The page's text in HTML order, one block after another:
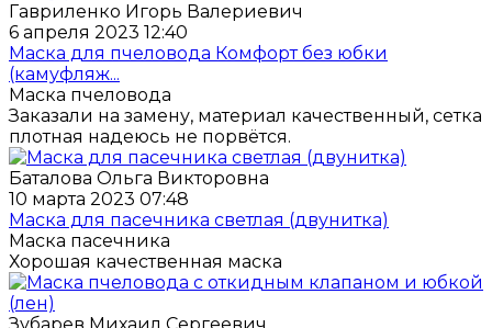
Гавриленко Игорь Валериевич
6 апреля 2023 12:40
Маска для пчеловода Комфорт без юбки
(камуфляж...
Маска пчеловода
Заказали на замену, материал качественный, сетка
плотная надеюсь не порвётся.
Баталова Ольга Викторовна
10 марта 2023 07:48
Маска для пасечника светлая (двунитка)
Маска пасечника
Хорошая качественная маска